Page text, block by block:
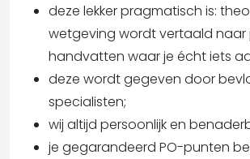
deze lekker pragmatisch is:
wetgeving wordt vertaald naar
handvatten waar je écht iets
deze wordt gegeven door
specialisten;
wij altijd persoonlijk en
je gegarandeerd PO-punten